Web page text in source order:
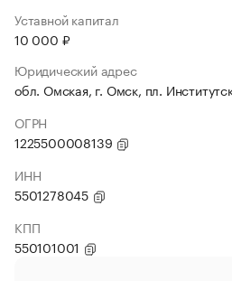
Уставной капитал
10 000 ₽
Юридический адрес
обл. Омская, г. Омск, пл.
ОГРН
1225500008139
ИНН
5501278045
КПП
550101001